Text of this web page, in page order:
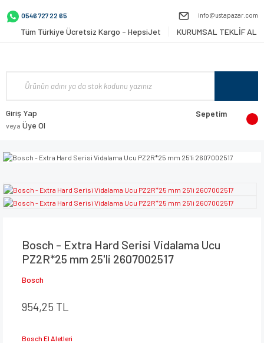
0546 727 22 65 info@ustapazar.com
Tüm Türkiye Ücretsiz Kargo - HepsiJet KURUMSAL TEKLİF AL
Giriş Yap
veya Üye Ol
Sepetim
Bosch - Extra Hard Serisi Vidalama Ucu
PZ2R*25 mm 25'li 2607002517
Bosch
954,25 TL
Bosch El Aletleri